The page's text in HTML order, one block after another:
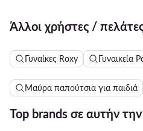
Άλλοι χρήστες /
Γυναίκες Roxy Γυναικεία
Μαύρα παπούτσια για παιδιά
Top brands σε αυτήν